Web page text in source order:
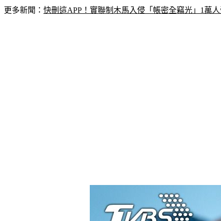
更多新聞： 快刪這APP！實聯制木馬入侵「帳密全竊光」1萬